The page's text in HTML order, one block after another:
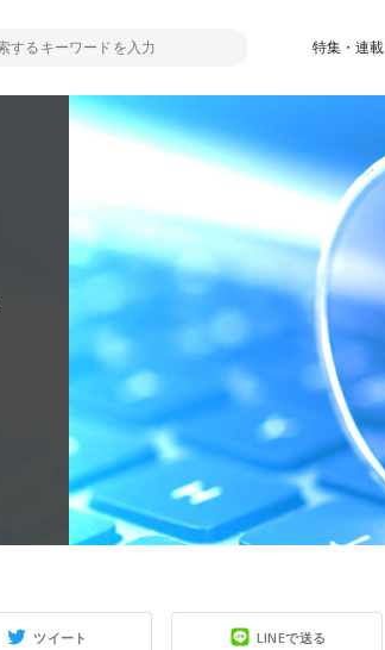
特集・連載
ツイート LINEで送る